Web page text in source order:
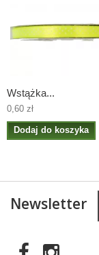
Wstążka...
0,60 zł
Dodaj do koszyka
Newsletter